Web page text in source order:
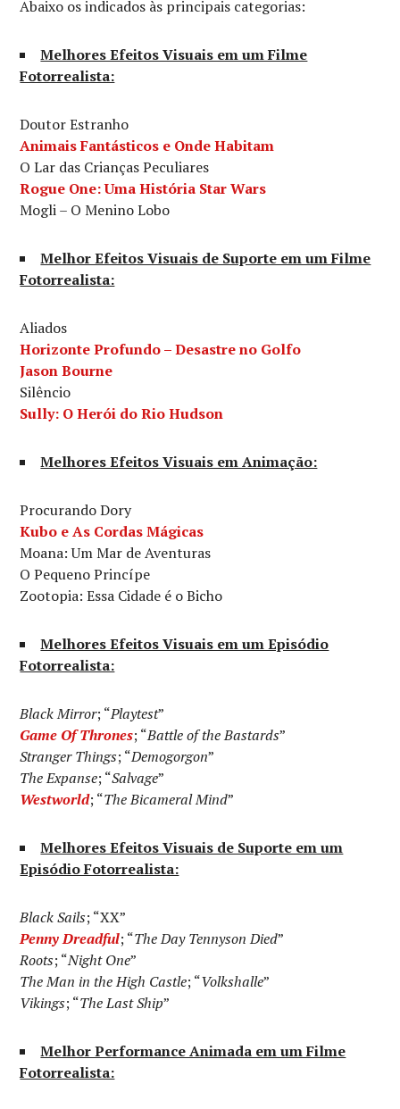
Abaixo os indicados às principais categorias:
Melhores Efeitos Visuais em um Filme
Fotorrealista:
Doutor Estranho
Animais Fantásticos e Onde Habitam
O Lar das Crianças Peculiares
Rogue One: Uma História Star Wars
Mogli – O Menino Lobo
Melhor Efeitos Visuais de Suporte em um Filme
Fotorrealista:
Aliados
Horizonte Profundo – Desastre no Golfo
Jason Bourne
Silêncio
Sully: O Herói do Rio Hudson
Melhores Efeitos Visuais em Animação:
Procurando Dory
Kubo e As Cordas Mágicas
Moana: Um Mar de Aventuras
O Pequeno Princípe
Zootopia: Essa Cidade é o Bicho
Melhores Efeitos Visuais em um Episódio
Fotorrealista:
Black Mirror; “Playtest”
Game Of Thrones; “Battle of the Bastards”
Stranger Things; “Demogorgon”
The Expanse; “Salvage”
Westworld; “The Bicameral Mind”
Melhores Efeitos Visuais de Suporte em um
Episódio Fotorrealista:
Black Sails; “XX”
Penny Dreadful; “The Day Tennyson Died”
Roots; “Night One”
The Man in the High Castle; “Volkshalle”
Vikings; “The Last Ship”
Melhor Performance Animada em um Filme
Fotorrealista: